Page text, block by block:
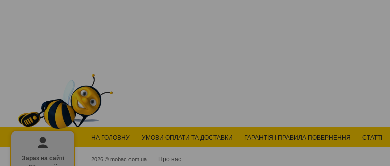
НА ГОЛОВНУ УМОВИ ОПЛАТИ ТА ДОСТАВКИ ГАРАНТІЯ І ПРАВИЛА ПОВЕРНЕННЯ СТАТТІ
2026 © mobac.com.ua
Про нас
Зараз на сайті